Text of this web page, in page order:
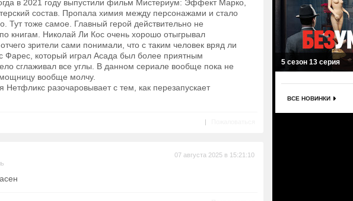
в 2021 году выпустили фильм Мистериум: Эффект Марко,
состав. Пропала химия между персонажами и стало
Тут тоже самое. Главный герой действительно не
книгам. Николай Ли Кос очень хорошо отыгрывал
зрители сами понимали, что с таким человек вряд ли
Фарес, который играл Асада был более приятным
сглаживал все углы. В данном сериале вообще пока не
вообще молчу.
Нетфликс разочаровывает с тем, как перезапускает
|
07 августа 2025 в 15:21:10
5 сезон 13 серия
ВСЕ НОВИНКИ